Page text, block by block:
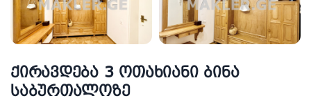
ქირავდება 3 ოთახიანი ბინა
საბურთალოზე